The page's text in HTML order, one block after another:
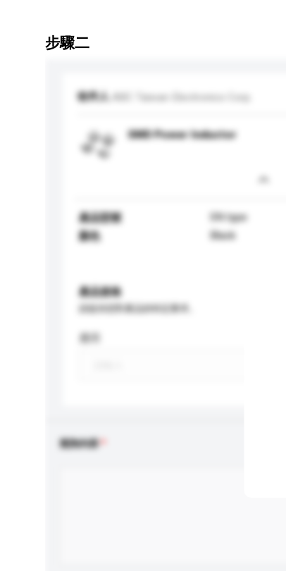
步驟二
收件人 ABC Taiwan Electronics Corp.
SMD Power Inductor
產品型號
SN type
顏色
Black
產品規格
查詢內容